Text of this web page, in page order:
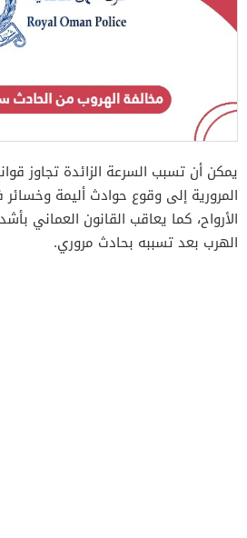
يمكن أن تسبب السرعة الزائدة تجاوز
المرورية إلى وقوع حوادث أليمة
الأرواح، كما يعاقب القانون العماني
الهرب بعد تسببه بحادث مروري.